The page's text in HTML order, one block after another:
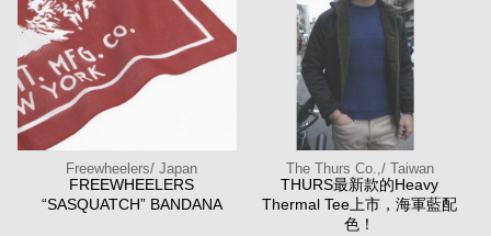
Freewheelers/ Japan
FREEWHEELERS
“SASQUATCH” BANDANA
The Thurs Co.,/ Taiwan
THURS最新款的Heavy
Thermal Tee上市，海軍藍配
色！